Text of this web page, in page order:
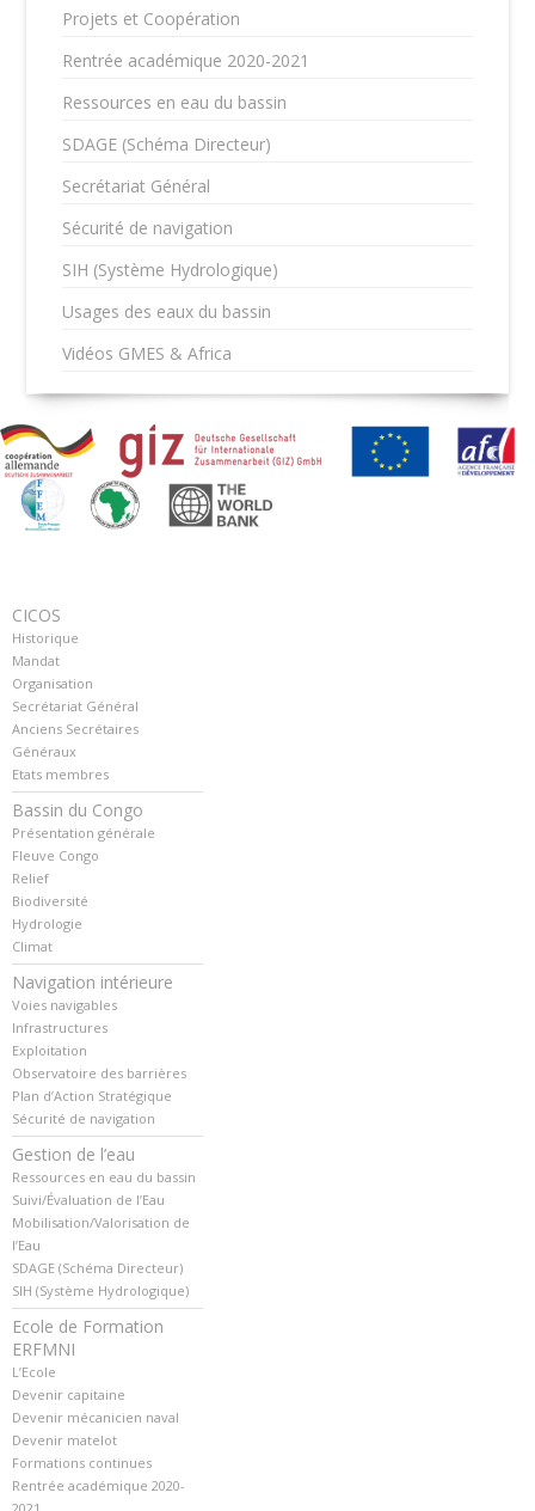
Projets et Coopération
Rentrée académique 2020-2021
Ressources en eau du bassin
SDAGE (Schéma Directeur)
Secrétariat Général
Sécurité de navigation
SIH (Système Hydrologique)
Usages des eaux du bassin
Vidéos GMES & Africa
CICOS
Historique
Mandat
Organisation
Secrétariat Général
Anciens Secrétaires
Généraux
Etats membres
Bassin du Congo
Présentation générale
Fleuve Congo
Relief
Biodiversité
Hydrologie
Climat
Navigation intérieure
Voies navigables
Infrastructures
Exploitation
Observatoire des barrières
Plan d’Action Stratégique
Sécurité de navigation
Gestion de l’eau
Ressources en eau du bassin
Suivi/Évaluation de l’Eau
Mobilisation/Valorisation de
l’Eau
SDAGE (Schéma Directeur)
SIH (Système Hydrologique)
Ecole de Formation
ERFMNI
L’Ecole
Devenir capitaine
Devenir mécanicien naval
Devenir matelot
Formations continues
Rentrée académique 2020-